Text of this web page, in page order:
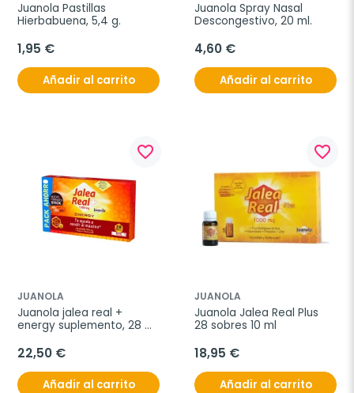
Juanola Pastillas
Hierbabuena, 5,4 g.
1,95 €
Añadir al carrito
Juanola Spray Nasal
Descongestivo, 20 ml.
4,60 €
Añadir al carrito
favorite_border
JUANOLA
Juanola jalea real +
energy suplemento, 28
22,50 €
Añadir al carrito
favorite_border
JUANOLA
Juanola Jalea Real Plus
28 sobres 10 ml
18,95 €
Añadir al carrito